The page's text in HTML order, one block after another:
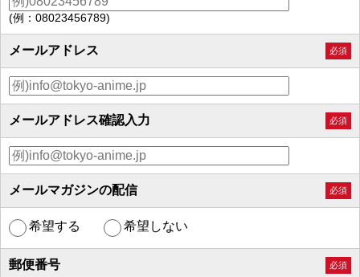
(例：08023456789)
メールアドレス 必須
メールアドレス確認入力 必須
メールマガジンの配信 必須
希望する 希望しない
郵便番号 必須